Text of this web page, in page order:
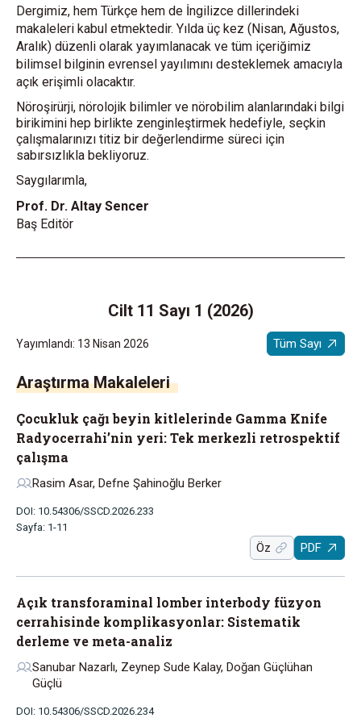
Dergimiz, hem Türkçe hem de İngilizce dillerindeki
makaleleri kabul etmektedir. Yılda üç kez (Nisan, Ağustos,
Aralık) düzenli olarak yayımlanacak ve tüm içeriğimiz
bilimsel bilginin evrensel yayılımını desteklemek amacıyla
açık erişimli olacaktır.
Nöroşirürji, nörolojik bilimler ve nörobilim alanlarındaki bilgi
birikimini hep birlikte zenginleştirmek hedefiyle, seçkin
çalışmalarınızı titiz bir değerlendirme süreci için
sabırsızlıkla bekliyoruz.
Saygılarımla,
Prof. Dr. Altay Sencer
Baş Editör
Cilt 11 Sayı 1 (2026)
Yayımlandı: 13 Nisan 2026 Tüm Sayı
Araştırma Makaleleri
Çocukluk çağı beyin kitlelerinde Gamma Knife
Radyocerrahi’nin yeri: Tek merkezli retrospektif
çalışma
Rasim Asar, Defne Şahinoğlu Berker
DOI: 10.54306/SSCD.2026.233
Sayfa: 1-11
Öz PDF
Açık transforaminal lomber interbody füzyon
cerrahisinde komplikasyonlar: Sistematik
derleme ve meta-analiz
Sanubar Nazarlı, Zeynep Sude Kalay, Doğan Güçlühan
Güçlü
DOI: 10.54306/SSCD.2026.234